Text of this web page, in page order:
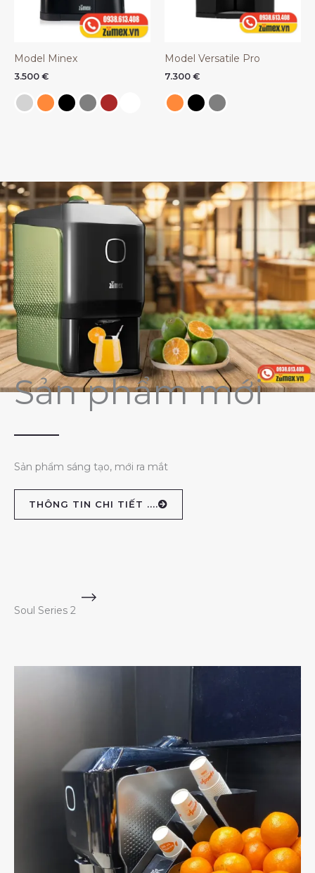
Model Minex
3.500 €
Model Versatile Pro
7.300 €
Sản phẩm mới
Sản phẩm sáng tạo, mới ra mắt
THÔNG TIN CHI TIẾT ....
Soul Series 2